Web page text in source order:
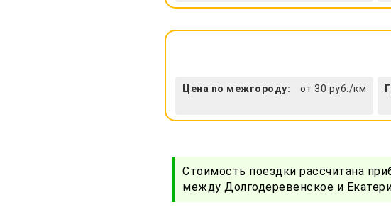
Цена по межгороду: от 30 руб./км
Стоимость поездки рассчитана
между Долгодеревенское и